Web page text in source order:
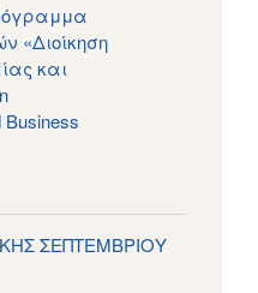
«Διοίκηση
και
Business
ΣΕΠΤΕΜΒΡΙΟΥ